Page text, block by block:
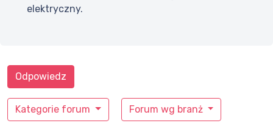
elektryczny.
Kategorie forum Forum wg branż
Odpowiedz